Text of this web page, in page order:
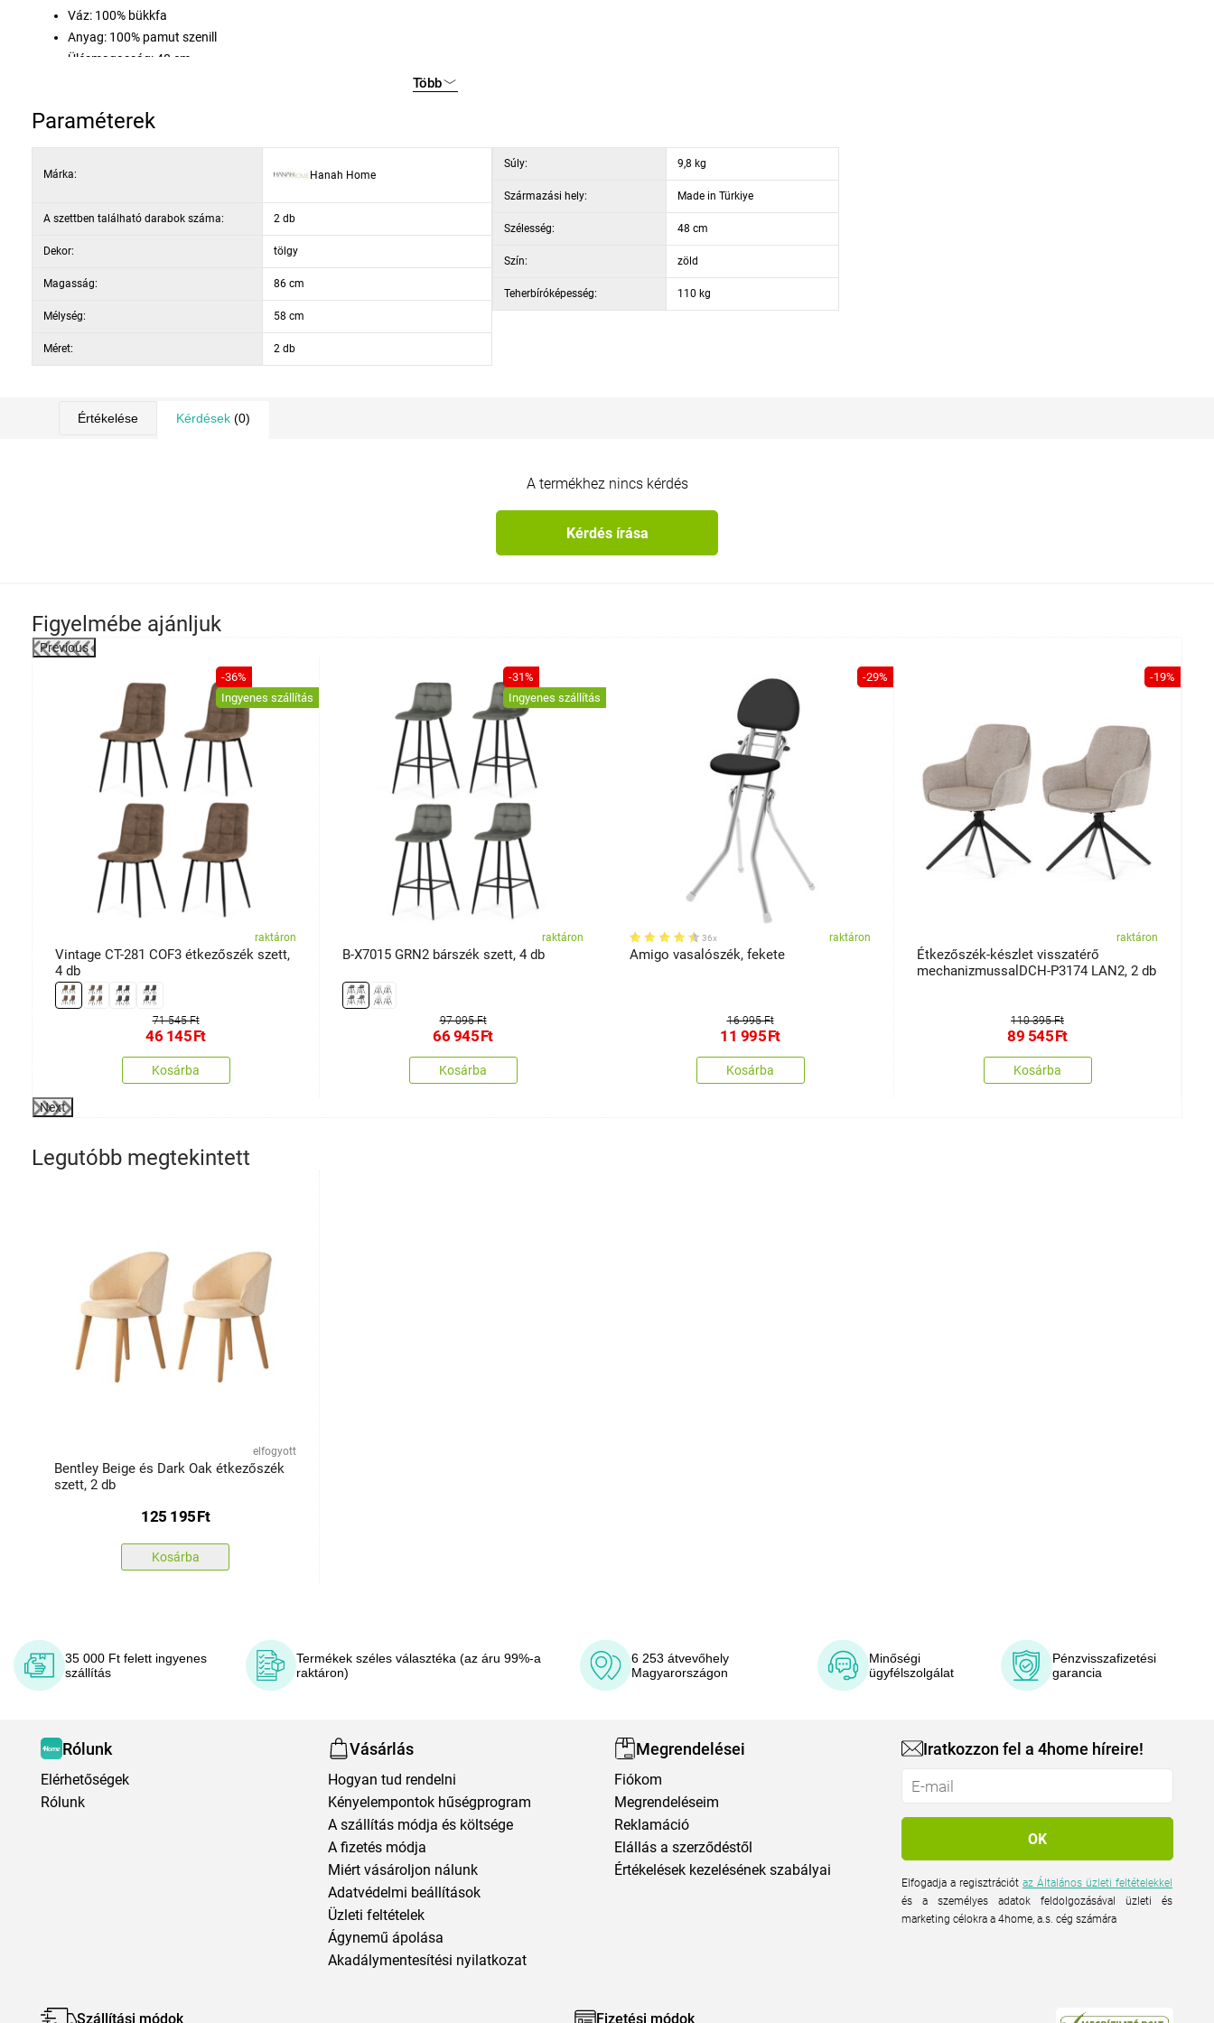
Váz: 100% bükkfa
Anyag: 100% pamut szenill
Ülésmagasság: 48 cm
Szín: zöld és sötét tölgy
Több
Paraméterek
Márka: Hanah Home
A szettben található darabok száma: 2 db
Dekor: tölgy
Magasság: 86 cm
Mélység: 58 cm
Méret: 2 db
Súly: 9,8 kg
Származási hely: Made in Türkiye
Szélesség: 48 cm
Szín: zöld
Teherbíróképesség: 110 kg
Értékelése Kérdések (0)
A termékhez nincs kérdés
Kérdés írása
Figyelmébe ajánljuk
Previous
-36%
Ingyenes szállítás
raktáron
Vintage CT-281 COF3 étkezőszék szett,
4 db
71 545 Ft
46 145Ft
Kosárba
-31%
Ingyenes szállítás
raktáron
B-X7015 GRN2 bárszék szett, 4 db
97 095 Ft
66 945Ft
Kosárba
-29%
36x raktáron
Amigo vasalószék, fekete
16 995 Ft
11 995Ft
Kosárba
-19%
raktáron
Étkezőszék-készlet visszatérő
mechanizmussalDCH-P3174 LAN2, 2 db
110 395 Ft
89 545Ft
Kosárba
Next
Legutóbb megtekintett
elfogyott
Bentley Beige és Dark Oak étkezőszék
szett, 2 db
125 195Ft
Kosárba
35 000 Ft felett ingyenes
szállítás
Termékek széles választéka (az áru 99%-a
raktáron)
6 253 átvevőhely
Magyarországon
Minőségi
ügyfélszolgálat
Pénzvisszafizetési
garancia
Rólunk
Elérhetőségek
Rólunk
Vásárlás
Hogyan tud rendelni
Kényelempontok hűségprogram
A szállítás módja és költsége
A fizetés módja
Miért vásároljon nálunk
Adatvédelmi beállítások
Üzleti feltételek
Ágynemű ápolása
Akadálymentesítési nyilatkozat
Megrendelései
Fiókom
Megrendeléseim
Reklamáció
Elállás a szerződéstől
Értékelések kezelésének szabályai
Iratkozzon fel a 4home híreire!
Elfogadja a regisztrációtaz Általános üzleti feltételekkel
és a személyes adatok feldolgozásával üzleti és
marketing célokra a 4home, a.s. cég számára
Szállítási módok Fizetési módok